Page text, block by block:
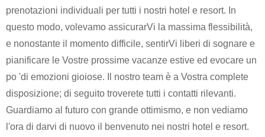
prenotazioni individuali per tutti i nostri hotel e resort. In
questo modo, volevamo assicurarVi la massima flessibilità,
e nonostante il momento difficile, sentirVi liberi di sognare e
pianificare le Vostre prossime vacanze estive ed evocare un
po 'di emozioni gioiose. Il nostro team è a Vostra complete
disposizione; di seguito troverete tutti i contatti rilevanti.
Guardiamo al futuro con grande ottimismo, e non vediamo
l'ora di darvi di nuovo il benvenuto nei nostri hotel e resort.